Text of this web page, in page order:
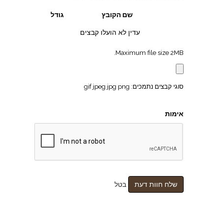
שם הקובץ גודל
עדין לא הועלו קבצים
Maximum file size 2MB.
סוגי קבצים נתמכים: gif jpeg jpg png
אימות
בטל